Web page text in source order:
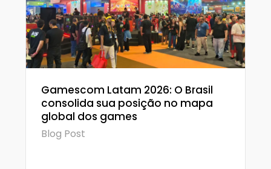
Gamescom Latam 2026: O Brasil
consolida sua posição no mapa
global dos games
Blog Post